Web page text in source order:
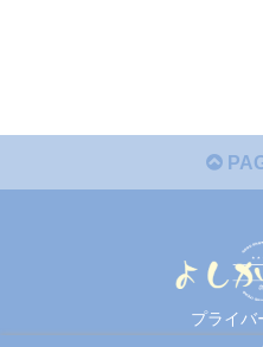
プライバ